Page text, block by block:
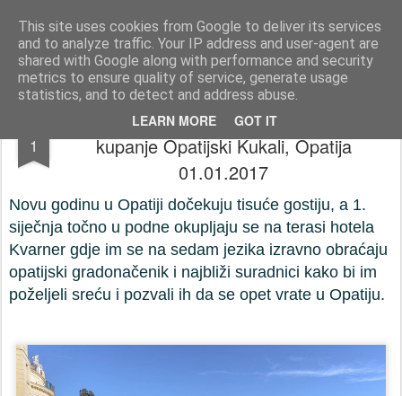
This site uses cookies from Google to deliver its services
and to analyze traffic. Your IP address and user-agent are
shared with Google along with performance and security
metrics to ensure quality of service, generate usage
statistics, and to detect and address abuse.
LEARN MORE GOT IT
Press-Photo.eu © News, Media, Concerts, Music, all Events
Početna stranica
Kontakt Početna stranica Kontakt
1
Novogodišnja zdravica i novogodišnje
kupanje Opatijski Kukali, Opatija
01.01.2017
Novu godinu u Opatiji dočekuju tisuće gostiju, a 1.
siječnja točno u podne okupljaju se na terasi hotela
Kvarner gdje im se na sedam jezika izravno obraćaju
opatijski gradonačenik i najbliži suradnici kako bi im
poželjeli sreću i pozvali ih da se opet vrate u Opatiju.